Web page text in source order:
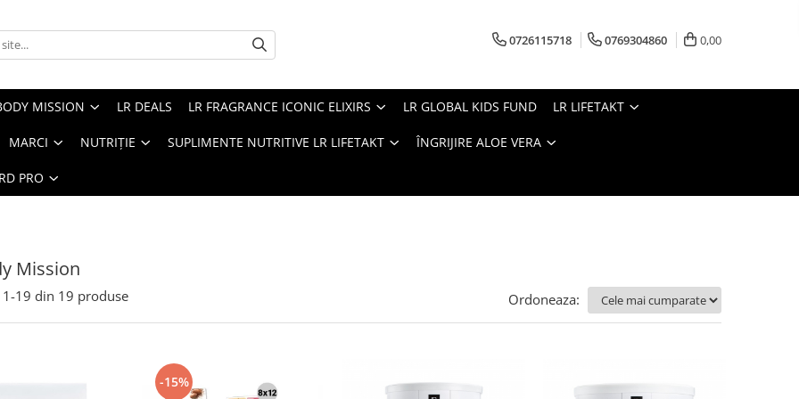
0726115718 0769304860 0,00
MISSION LR DEALS LR FRAGRANCE ICONIC ELIXIRS LR GLOBAL KIDS FUND LR LIFETAKT
MARCI NUTRIȚIE SUPLIMENTE NUTRITIVE LR LIFETAKT ÎNGRIJIRE ALOE VERA
PRO
Mission
1-19 din 19 produse Ordoneaza:
-15%